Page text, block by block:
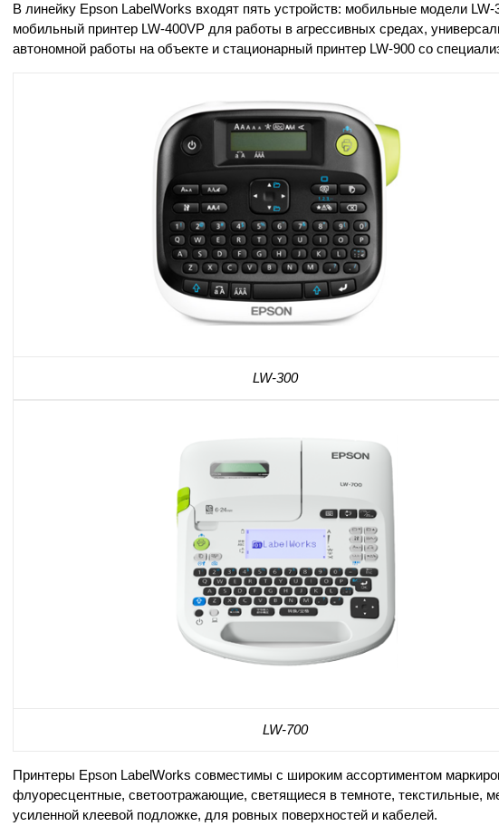
В линейку Epson LabelWorks входят пять устройств: мобильные модели
мобильный принтер LW-400VP для работы в агрессивных средах,
автономной работы на объекте и стационарный принтер LW-900 со
LW-300
LW-700
Принтеры Epson LabelWorks совместимы с широким ассортиментом
флуоресцентные, светоотражающие, светящиеся в темноте, текстильные,
усиленной клеевой подложке, для ровных поверхностей и кабелей.